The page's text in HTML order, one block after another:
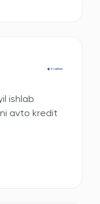
ishlab
avto kredit